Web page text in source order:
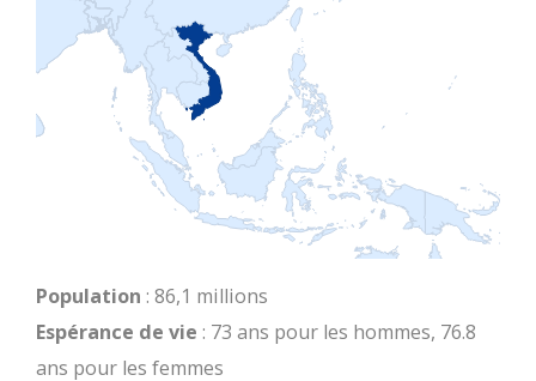
Population : 86,1 millions
Espérance de vie : 73 ans pour les hommes, 76.8
ans pour les femmes